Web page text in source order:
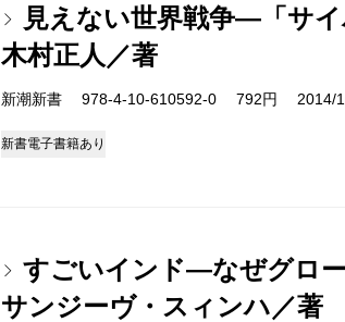
見えない世界戦争―「サ
木村正人／著
新潮新書 978-4-10-610592-0 792円 2014/
新書電子書籍あり
すごいインド―なぜグロ
サンジーヴ・スィンハ／著